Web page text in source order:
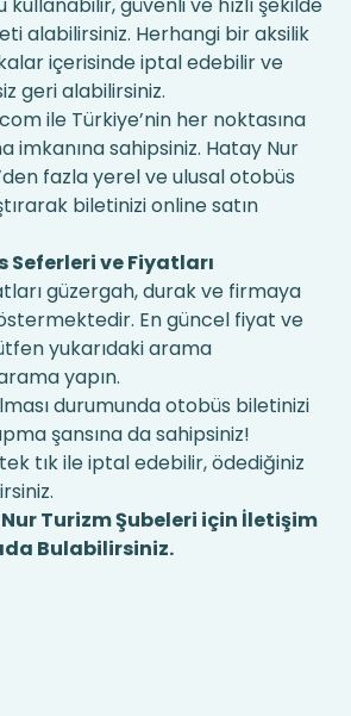
alabilirsiniz. Herhangi bir aksilik
içerisinde iptal edebilir ve
geri alabilirsiniz.
ile Türkiye’nin her noktasına
imkanına sahipsiniz. Hatay Nur
fazla yerel ve ulusal otobüs
biletinizi online satın
ve Fiyatları
güzergah, durak ve firmaya
En güncel fiyat ve
yukarıdaki arama
yapın.
durumunda otobüs biletinizi
şansına da sahipsiniz!
tık ile iptal edebilir, ödediğiniz
Turizm Şubeleri için İletişim
Bulabilirsiniz.